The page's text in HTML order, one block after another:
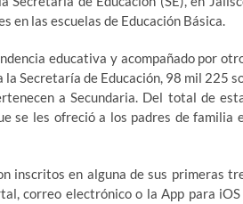
en las escuelas de Educación Básica.
educativa y acompañado por
Secretaría de Educación, 98 mil 225
a Secundaria. Del total de
se les ofreció a los padres de familia
inscritos en alguna de sus primeras
correo electrónico o la App para